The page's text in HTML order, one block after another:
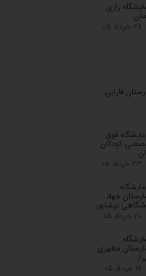
رازی
۲۸ خرداد ۰۵
فارابی
فوق
کودکان
۲۳ خرداد ۰۵
جهاد
نیشابور
۲۰ خرداد ۰۵
مطهری
۱۷ خرداد ۰۵